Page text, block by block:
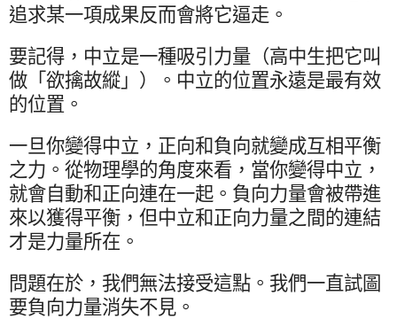
追求某一項成果反而會將它逼走。
要記得，中立是一種吸引力量（高中生把它叫
做「欲擒故縱」）。中立的位置永遠是最有效
的位置。
一旦你變得中立，正向和負向就變成互相平衡
之力。從物理學的角度來看，當你變得中立，
就會自動和正向連在一起。負向力量會被帶進
來以獲得平衡，但中立和正向力量之間的連結
才是力量所在。
問題在於，我們無法接受這點。我們一直試圖
要負向力量消失不見。